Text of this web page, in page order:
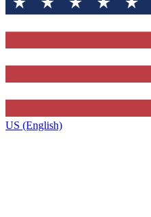
US (English)